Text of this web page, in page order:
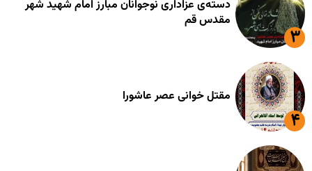
دسته‌ی عزاداری نوجوانان مبارز امام شهید شهر
مقدس قم
مقتل خوانی عصر عاشورا